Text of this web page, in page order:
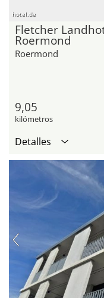
hotel.de
Fletcher
Roermond
Roermond
9,05
kilómetros
Detalles